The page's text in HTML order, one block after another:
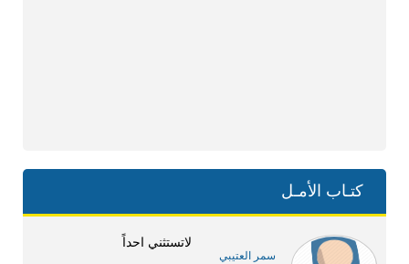
كتـاب الأمـل
لاتستثني احداً
سمر العتيبي